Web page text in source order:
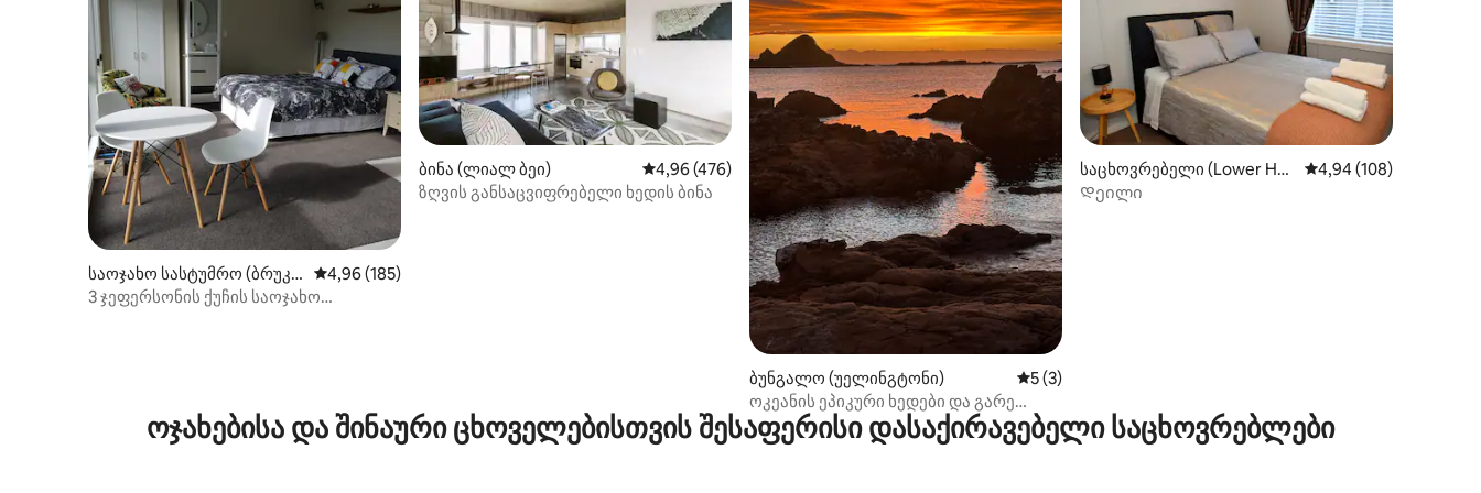
საოჯახო სასტუმრო (ბრუკ
ლინი)
საშუალო შეფასებაა 5‑დან 4,96, 185 მიმოხილვა
4,96 (185)
3 ჯეფერსონის ქუჩის საოჯახო
ბინა (ლიალ ბეი) საშუალო შეფასებაა 5‑დან 4,96, 476 მიმოხილვა
4,96 (476)
ზღვის განსაცვიფრებელი ხედის ბინა
ბუნგალო (უელინგტონი) საშუალო შეფასებაა 5‑დან 5, 3 მიმოხილვა
5 (3)
ოკეანის ეპიკური ხედები და გარე
აბაზანა
საცხოვრებელი (Lower Hut
t)
საშუალო შეფასებაა
4,94 (108)
Დეილი
ოჯახებისა და შინაური ცხოველებისთვის შესაფერისი დასაქირავებელი საცხოვრებლები